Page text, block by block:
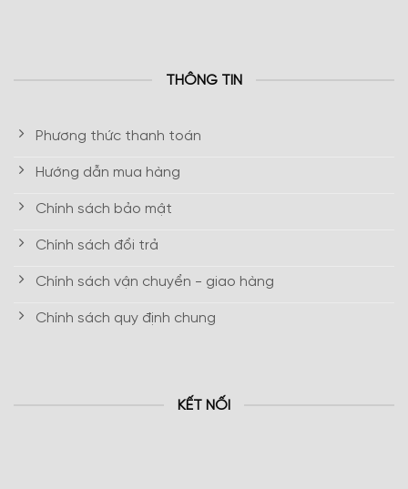
THÔNG TIN
Phương thức thanh toán
Hướng dẫn mua hàng
Chính sách bảo mật
Chính sách đổi trả
Chính sách vận chuyển - giao hàng
Chính sách quy định chung
KẾT NỐI